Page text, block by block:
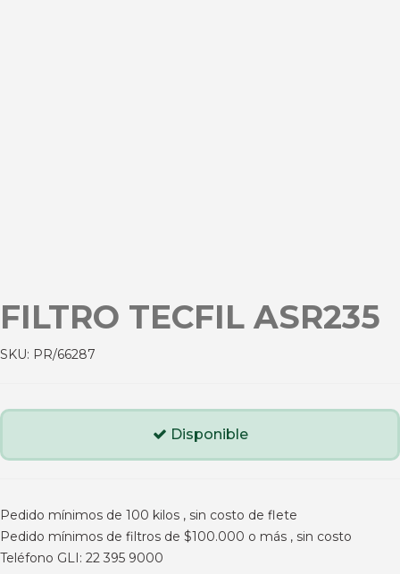
FILTRO TECFIL ASR235
SKU: PR/66287
Disponible
Pedido mínimos de 100 kilos , sin costo de flete
Pedido mínimos de filtros de $100.000 o más , sin costo
Teléfono GLI: 22 395 9000